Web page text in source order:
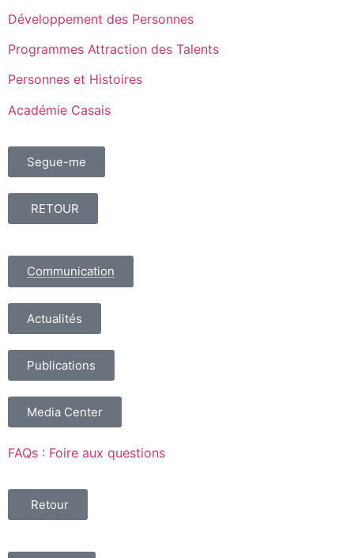
Développement des Personnes
Programmes Attraction des Talents
Personnes et Histoires
Académie Casais
Segue-me
RETOUR
Communication
Actualités
Publications
Media Center
FAQs : Foire aux questions
Retour